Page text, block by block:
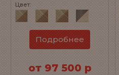
Цвет:
Подробнее
от 97 500 р